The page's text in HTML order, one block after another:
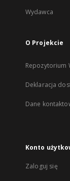
Wydawca
O Projekcie
Repozytorium
Deklaracja
Dane
Konto
Zaloguj się